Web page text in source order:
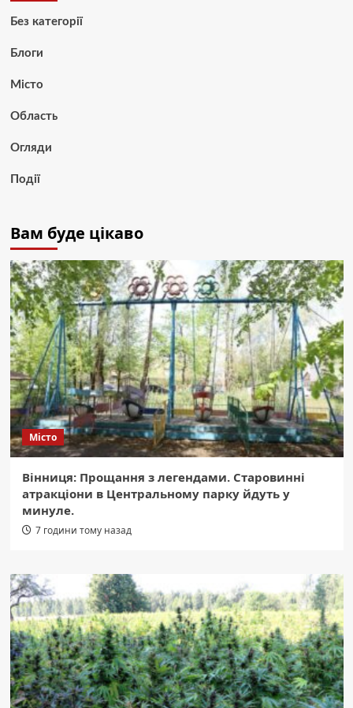
Без категорії
Блоги
Місто
Область
Огляди
Події
Вам буде цікаво
Місто
Вінниця: Прощання з легендами. Старовинні
атракціони в Центральному парку йдуть у
минуле.
7 години тому назад